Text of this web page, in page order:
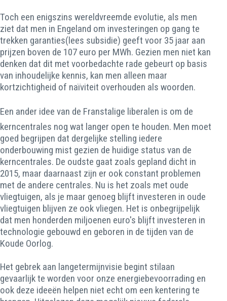
Toch een enigszins wereldvreemde evolutie, als men
ziet dat men in Engeland om investeringen op gang te
trekken garanties(lees subsidie) geeft voor 35 jaar aan
prijzen boven de 107 euro per MWh. Gezien men niet kan
denken dat dit met voorbedachte rade gebeurt op basis
van inhoudelijke kennis, kan men alleen maar
kortzichtigheid of naïviteit overhouden als woorden.
Een ander idee van de Franstalige liberalen is om de
kerncentrales nog wat langer open te houden. Men moet
goed begrijpen dat dergelijke stelling iedere
onderbouwing mist gezien de huidige status van de
kerncentrales. De oudste gaat zoals gepland dicht in
2015, maar daarnaast zijn er ook constant problemen
met de andere centrales. Nu is het zoals met oude
vliegtuigen, als je maar genoeg blijft investeren in oude
vliegtuigen blijven ze ook vliegen. Het is onbegrijpelijk
dat men honderden miljoenen euro's blijft investeren in
technologie gebouwd en geboren in de tijden van de
Koude Oorlog.
Het gebrek aan langetermijnvisie begint stilaan
gevaarlijk te worden voor onze energiebevoorrading en
ook deze ideeën helpen niet echt om een kentering te